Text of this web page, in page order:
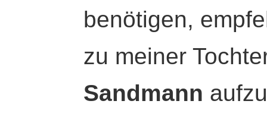
benötigen,
zu meiner
Sandmann